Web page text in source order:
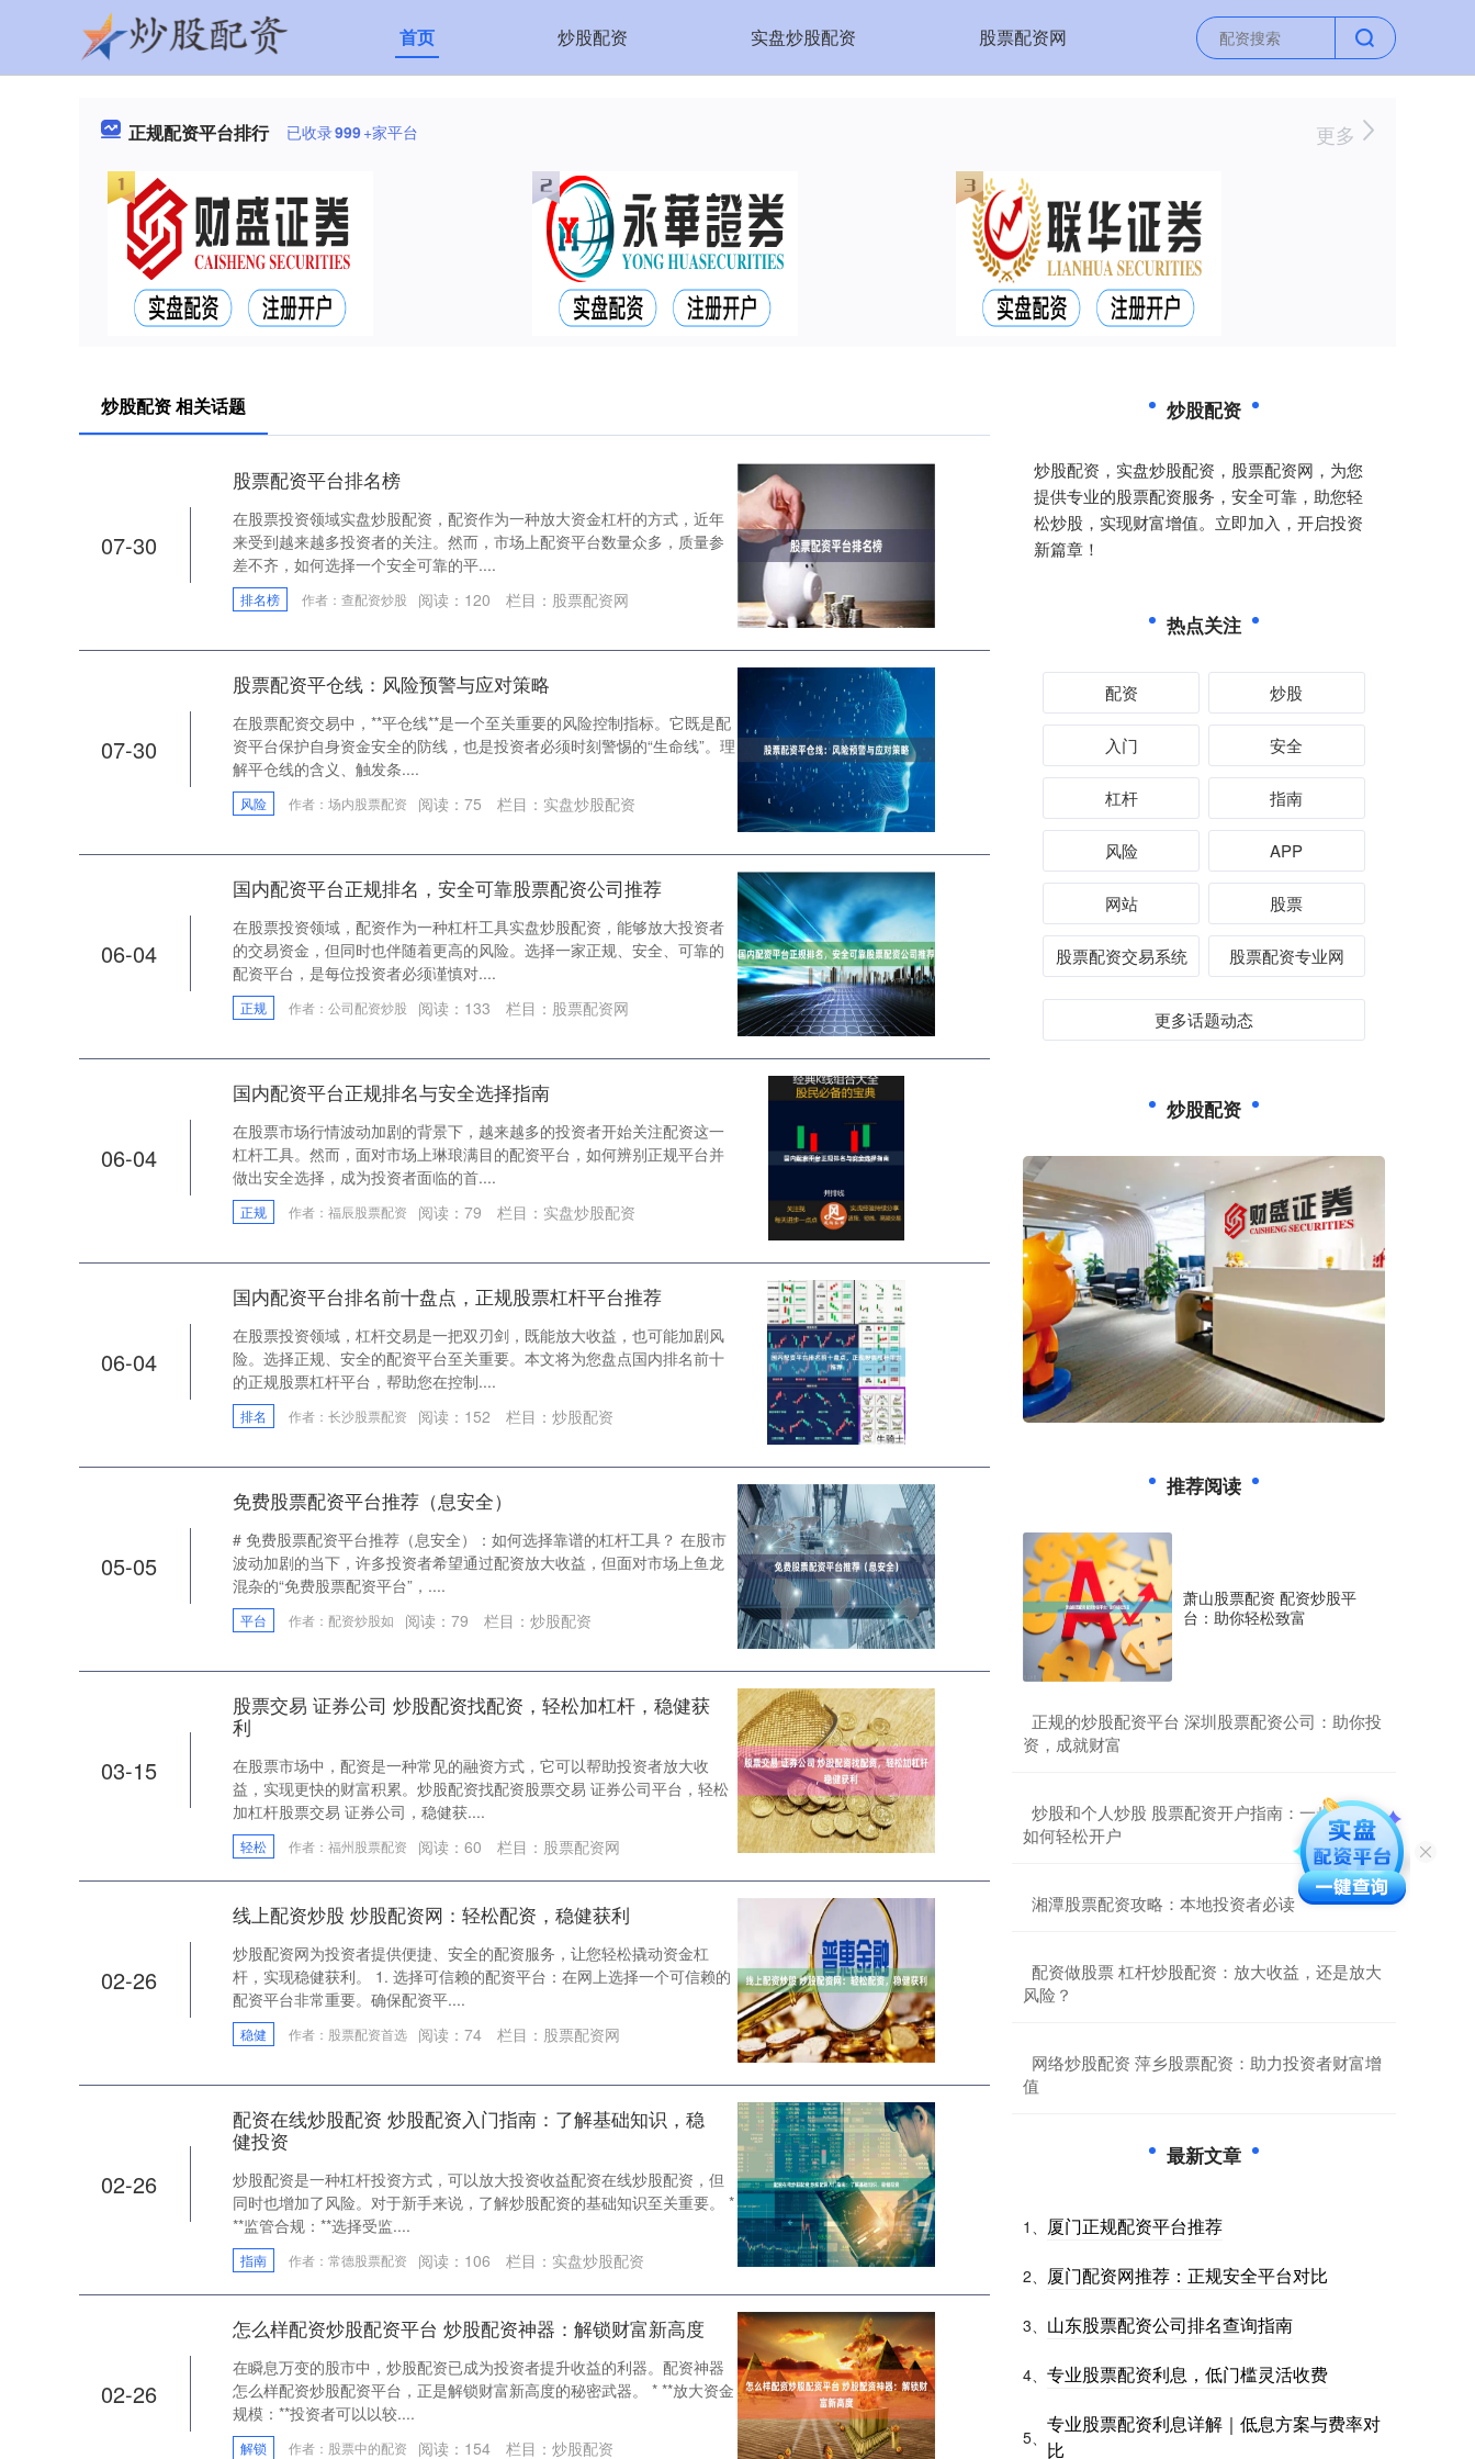
首页 炒股配资 实盘炒股配资 股票配资网
正规配资平台排行 已收录999+家平台 更多
炒股配资 相关话题
07-30
股票配资平台排名榜
在股票投资领域实盘炒股配资，配资作为一种放大资金杠杆的方式，近年
来受到越来越多投资者的关注。然而，市场上配资平台数量众多，质量参
差不齐，如何选择一个安全可靠的平....
排名榜 作者：查配资炒股 阅读： 120 栏目： 股票配资网
07-30
股票配资平仓线：风险预警与应对策略
在股票配资交易中，**平仓线**是一个至关重要的风险控制指标。它既是配
资平台保护自身资金安全的防线，也是投资者必须时刻警惕的“生命线”。理
解平仓线的含义、触发条....
风险 作者：场内股票配资 阅读： 75 栏目： 实盘炒股配资
06-04
国内配资平台正规排名，安全可靠股票配资公司推荐
在股票投资领域，配资作为一种杠杆工具实盘炒股配资，能够放大投资者
的交易资金，但同时也伴随着更高的风险。选择一家正规、安全、可靠的
配资平台，是每位投资者必须谨慎对....
正规 作者：公司配资炒股 阅读： 133 栏目： 股票配资网
06-04
国内配资平台正规排名与安全选择指南
在股票市场行情波动加剧的背景下，越来越多的投资者开始关注配资这一
杠杆工具。然而，面对市场上琳琅满目的配资平台，如何辨别正规平台并
做出安全选择，成为投资者面临的首....
正规 作者：福辰股票配资 阅读： 79 栏目： 实盘炒股配资
06-04
国内配资平台排名前十盘点，正规股票杠杆平台推荐
在股票投资领域，杠杆交易是一把双刃剑，既能放大收益，也可能加剧风
险。选择正规、安全的配资平台至关重要。本文将为您盘点国内排名前十
的正规股票杠杆平台，帮助您在控制....
排名 作者：长沙股票配资 阅读： 152 栏目： 炒股配资
05-05
免费股票配资平台推荐（息安全）
# 免费股票配资平台推荐（息安全）：如何选择靠谱的杠杆工具？ 在股市
波动加剧的当下，许多投资者希望通过配资放大收益，但面对市场上鱼龙
混杂的“免费股票配资平台”，....
平台 作者：配资炒股如 阅读： 79 栏目： 炒股配资
03-15
股票交易 证券公司 炒股配资找配资，轻松加杠杆，稳健获
利
在股票市场中，配资是一种常见的融资方式，它可以帮助投资者放大收
益，实现更快的财富积累。炒股配资找配资股票交易 证券公司平台，轻松
加杠杆股票交易 证券公司，稳健获....
轻松 作者：福州股票配资 阅读： 60 栏目： 股票配资网
02-26
线上配资炒股 炒股配资网：轻松配资，稳健获利
炒股配资网为投资者提供便捷、安全的配资服务，让您轻松撬动资金杠
杆，实现稳健获利。 1. 选择可信赖的配资平台：在网上选择一个可信赖的
配资平台非常重要。确保配资平....
稳健 作者：股票配资首选 阅读： 74 栏目： 股票配资网
02-26
配资在线炒股配资 炒股配资入门指南：了解基础知识，稳
健投资
炒股配资是一种杠杆投资方式，可以放大投资收益配资在线炒股配资，但
同时也增加了风险。对于新手来说，了解炒股配资的基础知识至关重要。 *
**监管合规：**选择受监....
指南 作者：常德股票配资 阅读： 106 栏目： 实盘炒股配资
02-26
怎么样配资炒股配资平台 炒股配资神器：解锁财富新高度
在瞬息万变的股市中，炒股配资已成为投资者提升收益的利器。配资神器
怎么样配资炒股配资平台，正是解锁财富新高度的秘密武器。 * **放大资金
规模：**投资者可以以较....
解锁 作者：股票中的配资 阅读： 154 栏目： 炒股配资
炒股配资
炒股配资，实盘炒股配资，股票配资网，为您
提供专业的股票配资服务，安全可靠，助您轻
松炒股，实现财富增值。立即加入，开启投资
新篇章！
热点关注
配资 炒股
入门 安全
杠杆 指南
风险 APP
网站 股票
股票配资交易系统 股票配资专业网
更多话题动态
炒股配资
推荐阅读
萧山股票配资 配资炒股平
台：助你轻松致富
​正规的炒股配资平台 深圳股票配资公司：助你投
资，成就财富
​炒股和个人炒股 股票配资开户指南：一步步教你
如何轻松开户
​湘潭股票配资攻略：本地投资者必读
​配资做股票 杠杆炒股配资：放大收益，还是放大
风险？
​网络炒股配资 萍乡股票配资：助力投资者财富增
值
最新文章
1、 厦门正规配资平台推荐
2、 厦门配资网推荐：正规安全平台对比
3、 山东股票配资公司排名查询指南
4、 专业股票配资利息，低门槛灵活收费
5、
专业股票配资利息详解｜低息方案与费率对
比